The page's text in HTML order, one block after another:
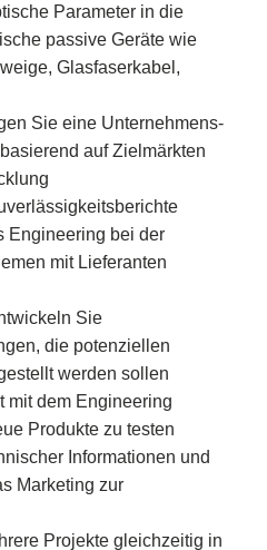
Parameter in die
passive Geräte wie
Glasfaserkabel,
Sie eine Unternehmens-
auf Zielmärkten
Engineering bei der
mit Lieferanten
Sie
die potenziellen
werden sollen
mit dem Engineering
Produkte zu testen
Informationen und
Marketing zur
Projekte gleichzeitig in